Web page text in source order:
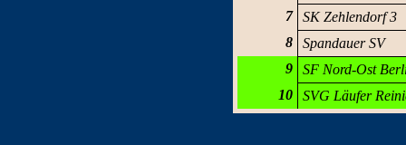
7
SK Zehlendorf 3
8
Spandauer SV
9
SF Nord-Ost
10
SVG Läufer